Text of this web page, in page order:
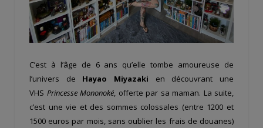
C’est à l’âge de 6 ans qu’elle tombe amoureuse de
l’univers de Hayao Miyazaki en découvrant une
VHS Princesse Mononoké , offerte par sa maman. La suite,
c’est une vie et des sommes colossales (entre 1200 et
1500 euros par mois, sans oublier les frais de douanes)